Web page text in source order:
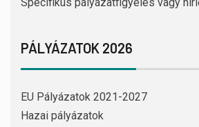
PÁLYÁZATOK 2026
EU Pályázatok 2021-2027
Hazai pályázatok